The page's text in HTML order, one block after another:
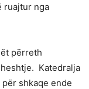
ruajtur nga
përreth
Katedralja
shkaqe ende